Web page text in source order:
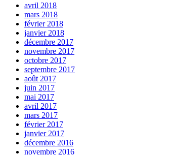
avril 2018
mars 2018
février 2018
janvier 2018
décembre 2017
novembre 2017
octobre 2017
septembre 2017
août 2017
juin 2017
mai 2017
avril 2017
mars 2017
février 2017
janvier 2017
décembre 2016
novembre 2016